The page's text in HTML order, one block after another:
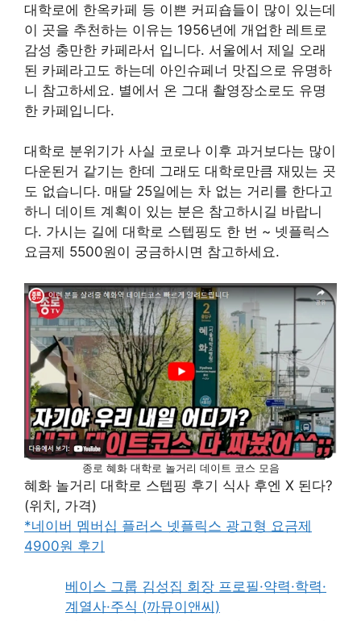
대학로에 한옥카페 등 이쁜 커피숍들이 많이 있는데
이 곳을 추천하는 이유는 1956년에 개업한 레트로
감성 충만한 카페라서 입니다. 서울에서 제일 오래
된 카페라고도 하는데 아인슈페너 맛집으로 유명하
니 참고하세요. 별에서 온 그대 촬영장소로도 유명
한 카페입니다.
대학로 분위기가 사실 코로나 이후 과거보다는 많이
다운된거 같기는 한데 그래도 대학로만큼 재밌는 곳
도 없습니다. 매달 25일에는 차 없는 거리를 한다고
하니 데이트 계획이 있는 분은 참고하시길 바랍니
다. 가시는 길에 대학로 스텝핑도 한 번 ~ 넷플릭스
요금제 5500원이 궁금하시면 참고하세요.
종로 혜화 대학로 놀거리 데이트 코스 모음
혜화 놀거리 대학로 스텝핑 후기 식사 후엔 X 된다?
(위치, 가격)
*네이버 멤버십 플러스 넷플릭스 광고형 요금제
4900원 후기
베이스 그룹 김성집 회장 프로필·약력·학력·
계열사·주식 (까뮤이앤씨)